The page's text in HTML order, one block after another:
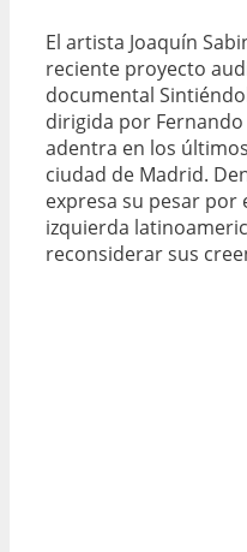
El artista Joaquín
reciente proyecto
documental
dirigida por
adentra en los
ciudad de Madrid.
expresa su pesar
izquierda
reconsiderar sus